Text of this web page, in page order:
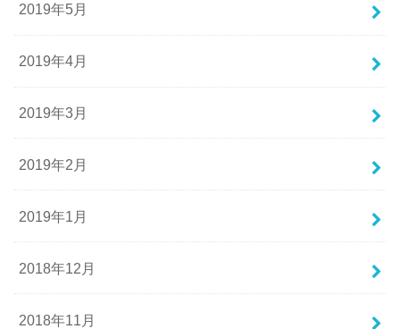
2019年5月
2019年4月
2019年3月
2019年2月
2019年1月
2018年12月
2018年11月